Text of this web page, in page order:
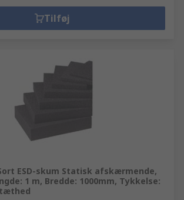
Tilføj
Sort ESD-skum Statisk afskærmende,
1 m, Bredde: 1000mm, Tykkelse: